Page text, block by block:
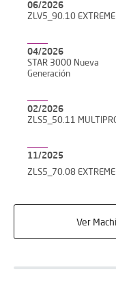
06/2026
ZLV5_90.10 EXTREME
04/2026
STAR 3000 Nueva
Generación
02/2026
ZLS5_50.11
11/2025
ZLS5_70.08 EXTREME
Ver